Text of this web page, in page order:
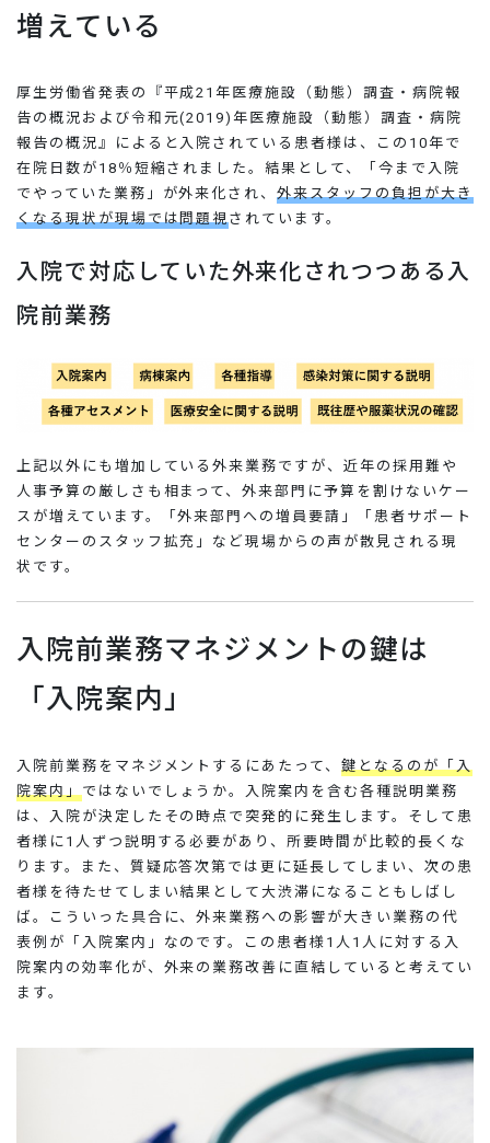
増えている
厚生労働省発表の『平成21年医療施設（動態）調査・病院報
告の概況および令和元(2019)年医療施設（動態）調査・病院
報告の概況』によると入院されている患者様は、この10年で
在院日数が18％短縮されました。結果として、「今まで入院
でやっていた業務」が外来化され、外来スタッフの負担が大き
くなる現状が現場では問題視されています。
入院で対応していた外来化されつつある入
院前業務
上記以外にも増加している外来業務ですが、近年の採用難や
人事予算の厳しさも相まって、外来部門に予算を割けないケー
スが増えています。「外来部門への増員要請」「患者サポート
センターのスタッフ拡充」など現場からの声が散見される現
状です。
入院前業務マネジメントの鍵は
「入院案内」
入院前業務をマネジメントするにあたって、 鍵となるのが「入
院案内」ではないでしょうか。入院案内を含む各種説明業務
は、入院が決定したその時点で突発的に発生します。そして患
者様に1人ずつ説明する必要があり、所要時間が比較的長くな
ります。また、質疑応答次第では更に延長してしまい、次の患
者様を待たせてしまい結果として大渋滞になることもしばし
ば。こういった具合に、外来業務への影響が大きい業務の代
表例が「入院案内」なのです。この患者様1人1人に対する入
院案内の効率化が、外来の業務改善に直結していると考えてい
ます。